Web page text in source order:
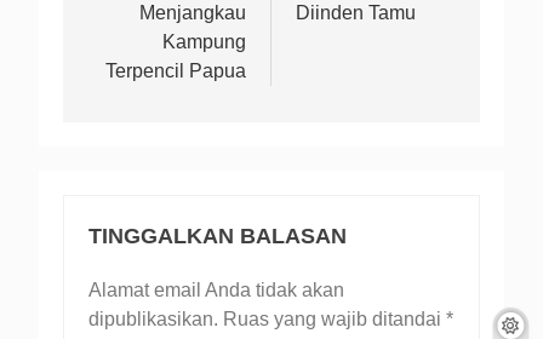
Menjangkau
Kampung
Terpencil Papua
Diinden Tamu
TINGGALKAN BALASAN
Alamat email Anda tidak akan
dipublikasikan. Ruas yang wajib ditandai *